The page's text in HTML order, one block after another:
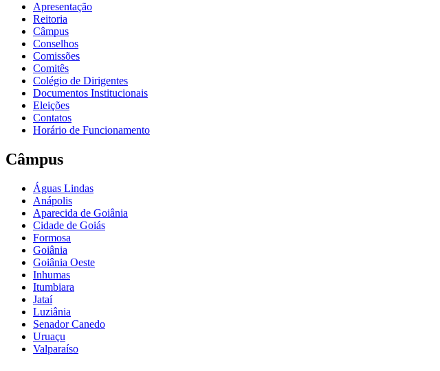
Apresentação
Reitoria
Câmpus
Conselhos
Comissões
Comitês
Colégio de Dirigentes
Documentos Institucionais
Eleições
Contatos
Horário de Funcionamento
Câmpus
Águas Lindas
Anápolis
Aparecida de Goiânia
Cidade de Goiás
Formosa
Goiânia
Goiânia Oeste
Inhumas
Itumbiara
Jataí
Luziânia
Senador Canedo
Uruaçu
Valparaíso